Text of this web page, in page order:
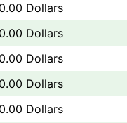
Dollars
Dollars
Dollars
Dollars
Dollars